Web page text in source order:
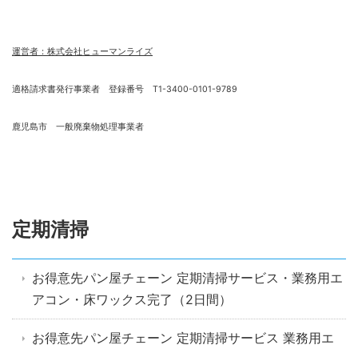
運営者：株式会社ヒューマンライズ
適格請求書発行事業者 登録番号 T1-3400-0101-9789
鹿児島市 一般廃棄物処理事業者
定期清掃
お得意先パン屋チェーン 定期清掃サービス・業務用エ
アコン・床ワックス完了（2日間）
お得意先パン屋チェーン 定期清掃サービス 業務用エ